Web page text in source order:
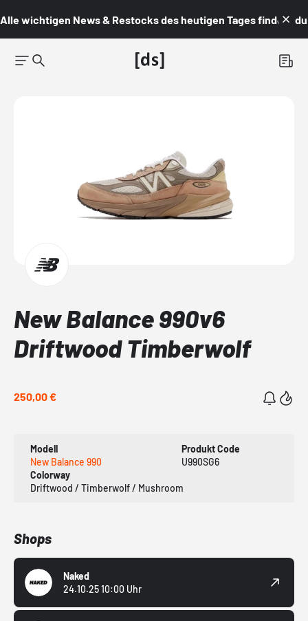
Alle wichtigen News & Restocks des heutigen Tages findest du
New Balance 990v6
Driftwood Timberwolf
250,00 €
Modell
New Balance 990
Produkt Code
U990SG6
Colorway
Driftwood / Timberwolf / Mushroom
Shops
Naked
24.10.25 10:00 Uhr